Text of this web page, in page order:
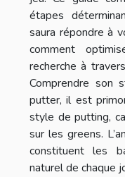
étapes
saura répondre à
comment
recherche à
Comprendre son
putter, il est
style de putting,
sur les greens.
constituent les
naturel de chaque